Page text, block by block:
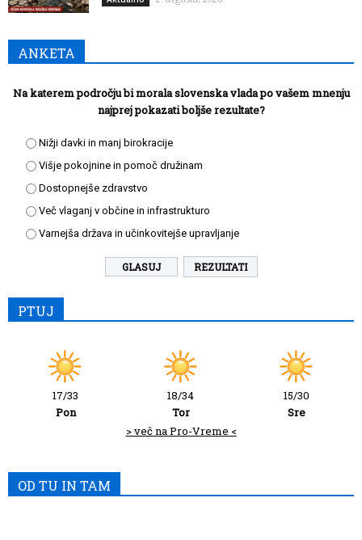
ANKETA
Na katerem področju bi morala slovenska vlada po vašem mnenju
najprej pokazati boljše rezultate?
Nižji davki in manj birokracije
Višje pokojnine in pomoč družinam
Dostopnejše zdravstvo
Več vlaganj v občine in infrastrukturo
Varnejša država in učinkovitejše upravljanje
REZULTATI
PTUJ
17/33
Pon
18/34
Tor
15/30
Sre
> več na Pro-Vreme <
OD TU IN TAM